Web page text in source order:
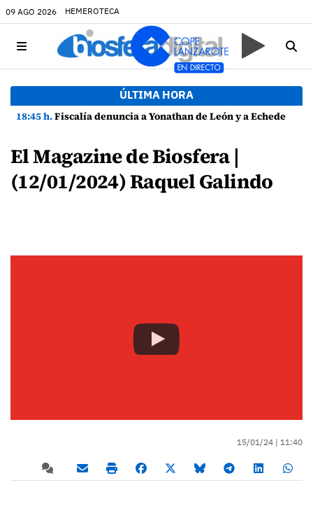
09 AGO 2026 HEMEROTECA
ÚLTIMA HORA
18:45 h.Fiscalía denuncia a Yonathan de León y a Echedey Eugenio por presuntas anomalías en contratos festivos
El Magazine de Biosfera |
(12/01/2024) Raquel Galindo
15/01/24 | 11:40